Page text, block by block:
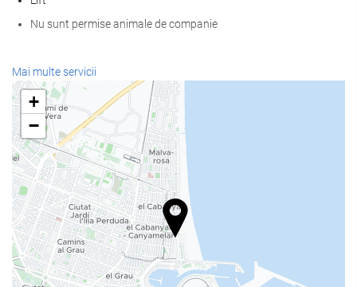
Nu sunt permise animale de companie
SPA
Spa
baie turcească/baie de aburi
Saună
Sală de fitness
Mâncare și băuturi
Restaurant à la carte
Bar
Mai multe servicii
+
−